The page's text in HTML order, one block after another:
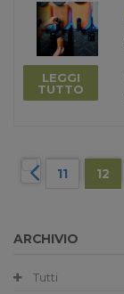
LEGGI
TUTTO
11 12
ARCHIVIO
Tutti